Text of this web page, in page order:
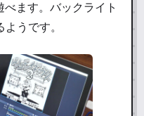
ます。バックライト
うです。